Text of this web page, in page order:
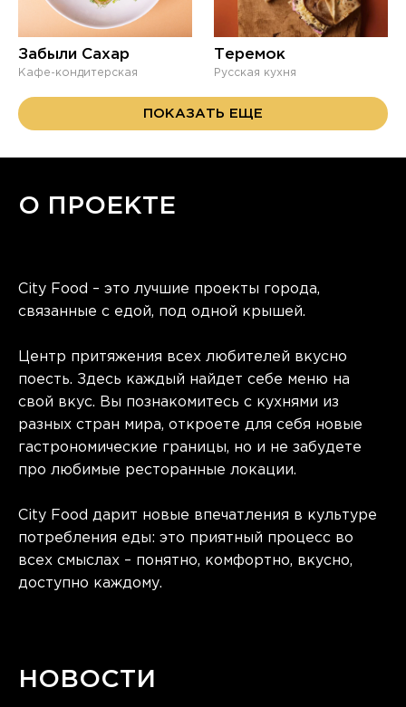
Забыли Сахар
Кафе-кондитерская
Теремок
Русская кухня
ПОКАЗАТЬ ЕЩЕ
О ПРОЕКТЕ
City Food – это лучшие проекты города,
связанные с едой, под одной крышей.
Центр притяжения всех любителей вкусно
поесть. Здесь каждый найдет себе меню на
свой вкус. Вы познакомитесь с кухнями из
разных стран мира, откроете для себя новые
гастрономические границы, но и не забудете
про любимые ресторанные локации.
City Food дарит новые впечатления в культуре
потребления еды: это приятный процесс во
всех смыслах – понятно, комфортно, вкусно,
доступно каждому.
НОВОСТИ